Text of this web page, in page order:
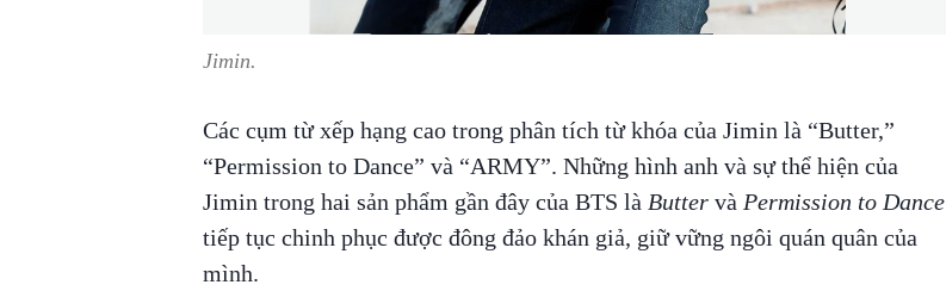
Jimin.
Các cụm từ xếp hạng cao trong phân tích từ khóa của Jimin là “Butter,”
“Permission to Dance” và “ARMY”. Những hình anh và sự thể hiện của
Jimin trong hai sản phẩm gần đây của BTS là Buttervà Permission to Dance
tiếp tục chinh phục được đông đảo khán giả, giữ vững ngôi quán quân của
mình.